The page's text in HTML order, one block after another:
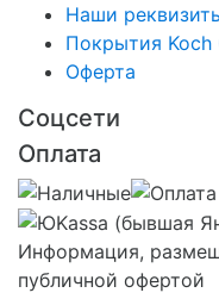
Наши
Покрытия Koch
Оферта
Соцсети
Оплата
Информация,
публичной офертой